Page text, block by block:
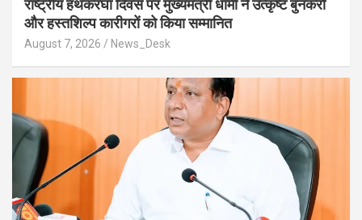
राष्ट्रीय हथकरघा दिवस पर मुख्यमंत्री धामी ने उत्कृष्ट बुनकरों
और हस्तशिल्प कारीगरों को किया सम्मानित
August 7, 2026 News_Desk